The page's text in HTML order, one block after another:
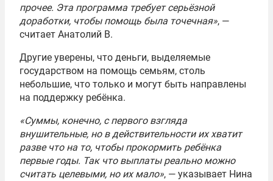
прочее. Эта программа требует серьёзной
доработки, чтобы помощь была точечная», —
считает Анатолий В.
Другие уверены, что деньги, выделяемые
государством на помощь семьям, столь
небольшие, что только и могут быть направлены
на поддержку ребёнка.
«Суммы, конечно, с первого взгляда
внушительные, но в действительности их хватит
разве что на то, чтобы прокормить ребёнка
первые годы. Так что выплаты реально можно
считать целевыми, но их мало», — указывает Нина